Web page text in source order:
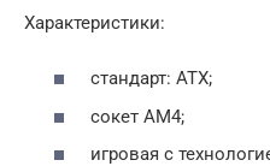
Характеристики:
стандарт: ATX;
сокет AM4;
игровая с